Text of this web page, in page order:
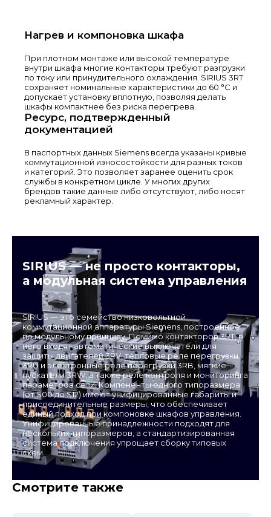
Нагрев и компоновка шкафа
При плотном монтаже или высокой температуре
внутри шкафа многие контакторы требуют разгрузки
по току или принудительного охлаждения. SIRIUS 3RT
сохраняет номинальные характеристики до 60 °C и
допускает установку вплотную, позволяя делать
шкафы компактнее без риска перегрева.
Ресурс, подтвержденный
документацией
В паспортных данных Siemens всегда указаны кривые
коммутационной износостойкости для разных токов
и категорий. Это позволяет заранее оценить срок
службы в конкретном цикле. У многих других
брендов такие данные либо отсутствуют, либо носят
рекламный характер.
SIRIUS — не просто контакторы,
а модульная система управления
SIRIUS — это семейство низковольтной
коммутационной аппаратуры Siemens, построенное
по модульному принципу. Помимо контакторов 3RT, в
него входят автоматические выключатели для
защиты двигателей 3RV, тепловые реле перегрузки
3RU и электронные реле перегрузки 3RB, мягкие
пускатели 3RW, а также реле контроля и мониторинга
параметров сети. Компоненты одного типоразмера
(от S00 до S12) имеют унифицированные габариты и
присоединительные размеры, что обеспечивает
единый подход при компоновке шкафов управления.
Унифицированные принадлежности подходят для
нескольких типоразмеров, а стандартизированная
система подключения упрощает сборку типовых
схем.
Смотрите также